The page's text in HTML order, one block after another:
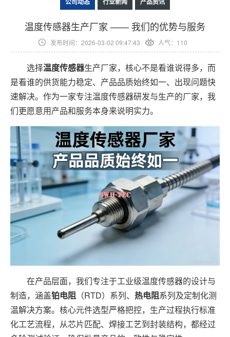
温度传感器生产厂家 —— 我们的优势与服务
发布时间：2026-03-02 09:47:43 人气：110
选择温度传感器生产厂家，核心不是看谁说得多，而
是看谁的供货能力稳定、产品品质始终如一、出现问题快
速解决。作为一家专注温度传感器研发与生产的厂家，我
们更愿意用产品和服务本身来说明实力。
在产品层面，我们专注于工业级温度传感器的设计与
制造，涵盖铂电阻 （RTD）系列、 热电阻系列及定制化测
温解决方案。核心元件选型严格把控，生产过程执行标准
化工艺流程，从芯片匹配、焊接工艺到封装结构，都经过